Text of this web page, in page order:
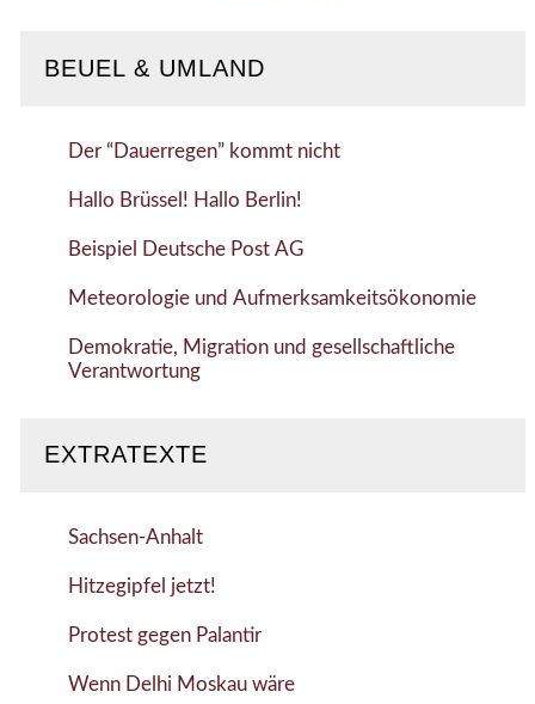
BEUEL & UMLAND
Der “Dauerregen” kommt nicht
Hallo Brüssel! Hallo Berlin!
Beispiel Deutsche Post AG
Meteorologie und Aufmerksamkeitsökonomie
Demokratie, Migration und gesellschaftliche
Verantwortung
EXTRATEXTE
Sachsen-Anhalt
Hitzegipfel jetzt!
Protest gegen Palantir
Wenn Delhi Moskau wäre